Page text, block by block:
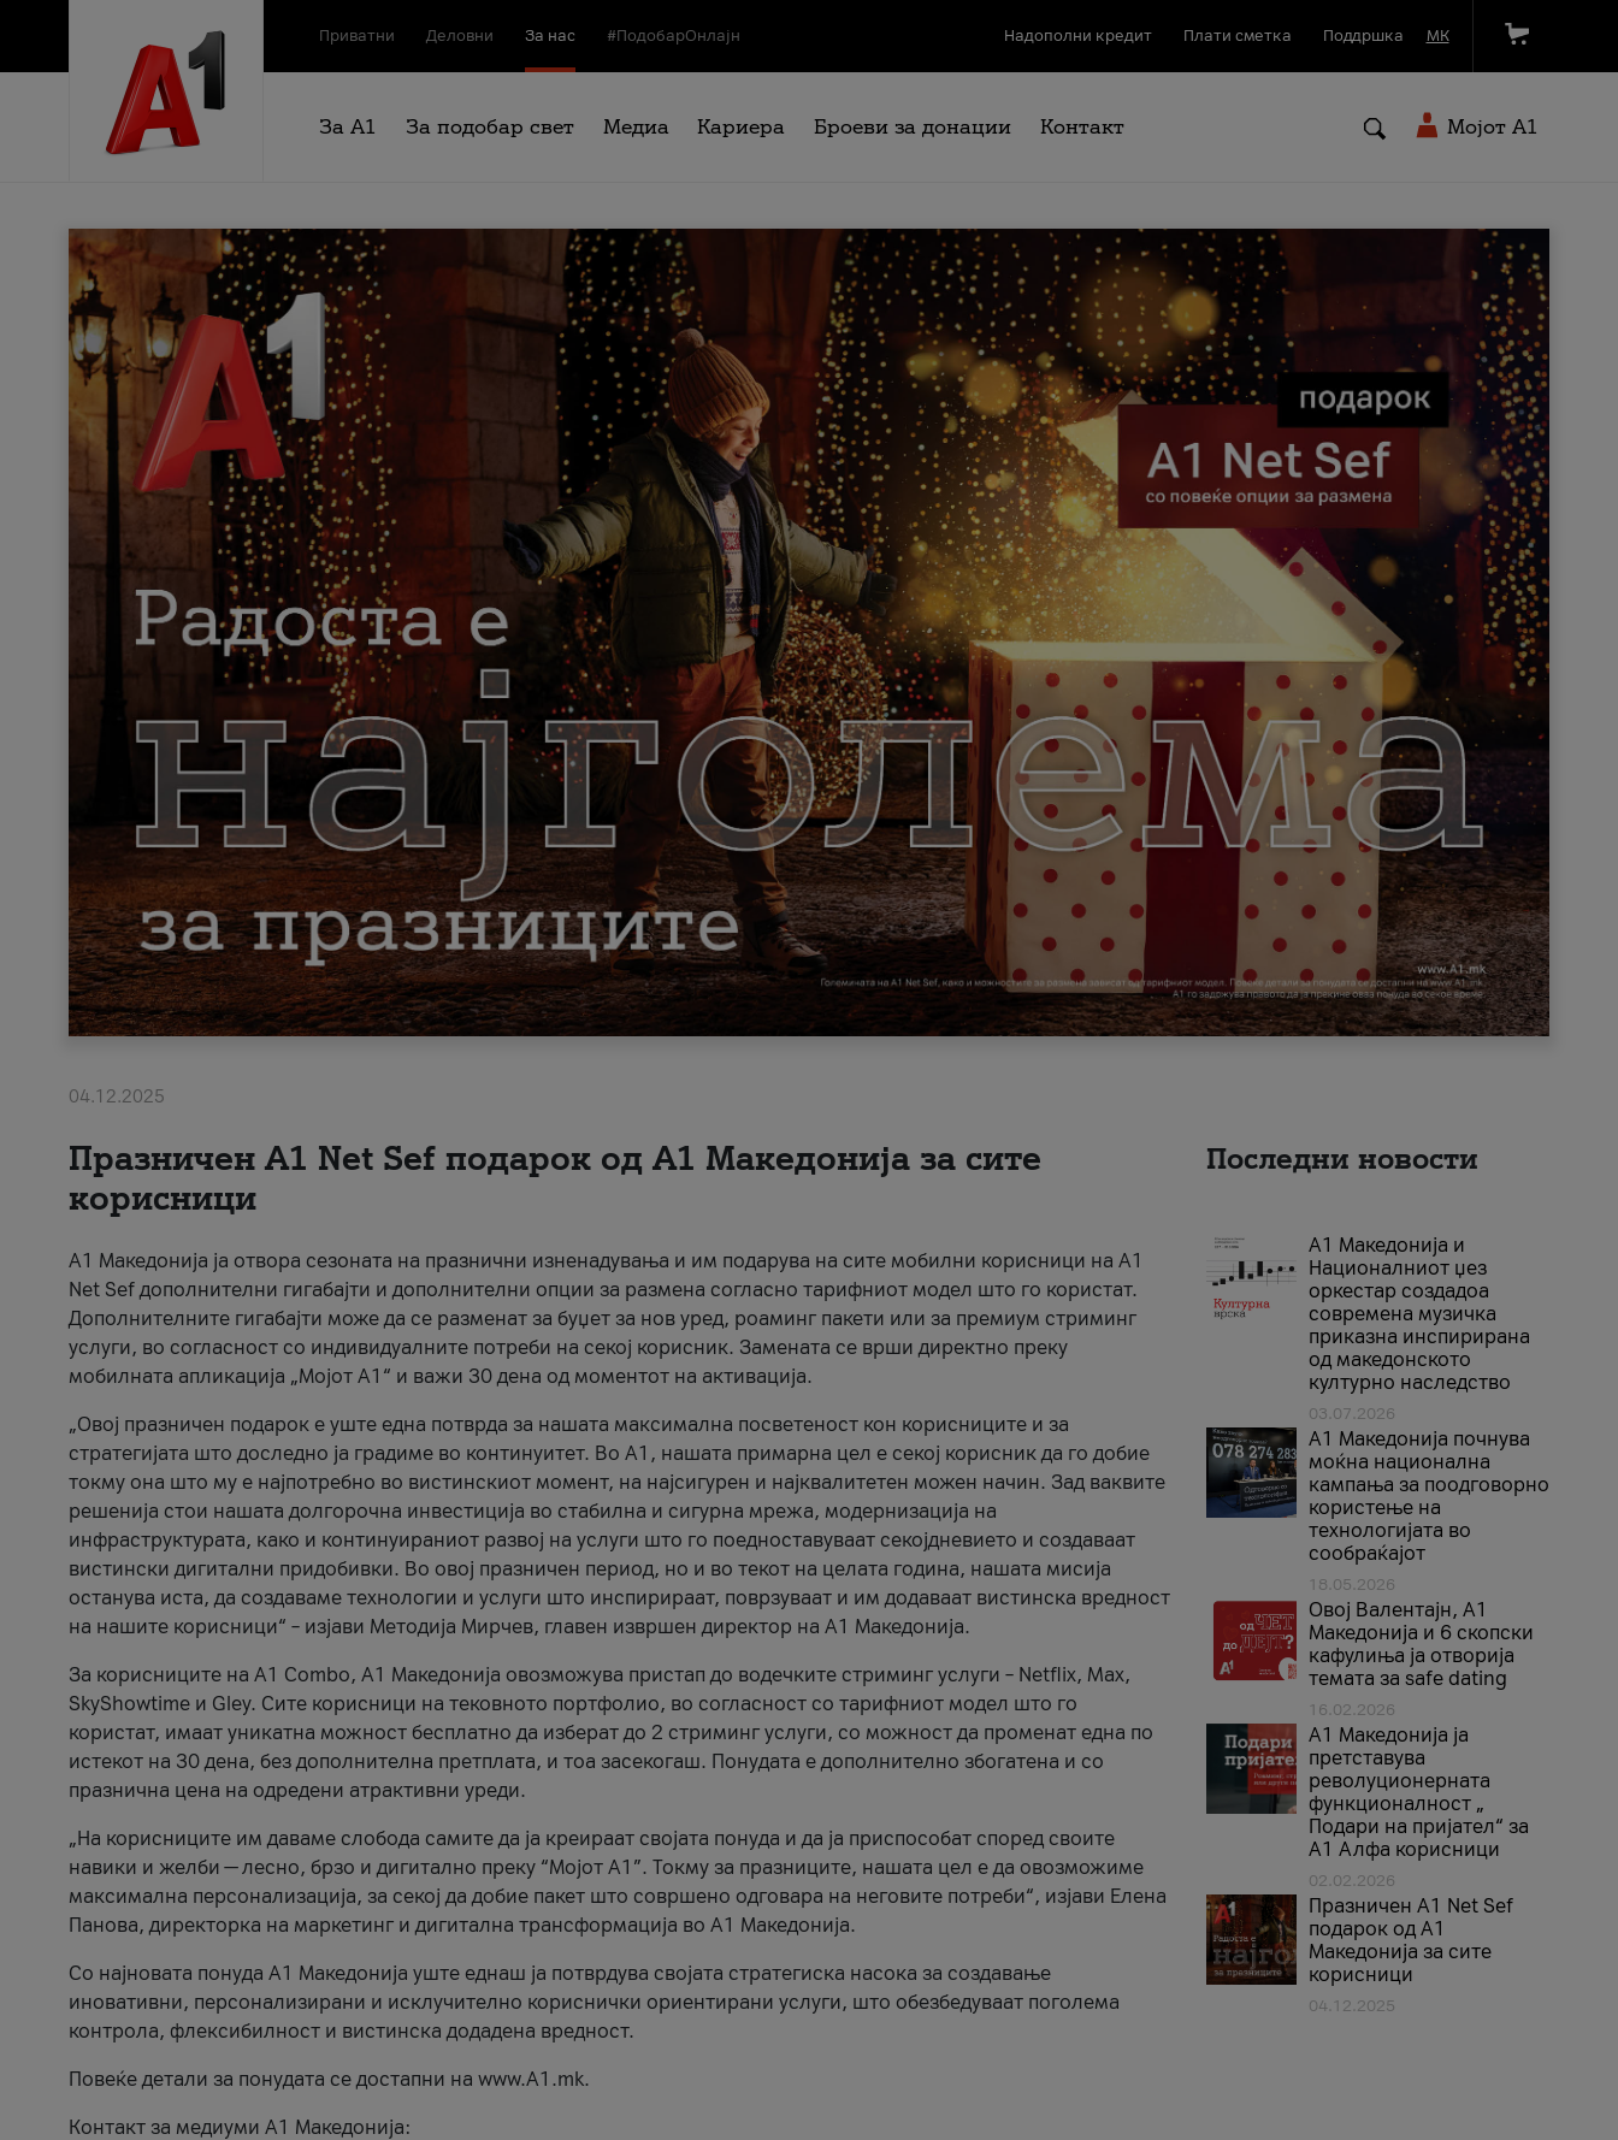
Приватни Деловни За нас #ПодобарОнлајн Надополни кредит Плати сметка Поддршка МК
За А1 За подобар свет Медиа Кариера Броеви за донации Контакт Мојот A1
04.12.2025
Празничен A1 Net Sеf подарок од А1 Македонија за сите
корисници
А1 Македонија ја отвора сезоната на празнични изненадувања и им подарува на сите мобилни корисници на A1
Net Sef дополнителни гигабајти и дополнителни опции за размена согласно тарифниот модел што го користат.
Дополнителните гигабајти може да се разменат за буџет за нов уред, роаминг пакети или за премиум стриминг
услуги, во согласност со индивидуалните потреби на секој корисник. Замената се врши директно преку
мобилната апликација „Мојот А1“ и важи 30 дена од моментот на активација.
„Овој празничен подарок е уште една потврда за нашата максимална посветеност кон корисниците и за
стратегијата што доследно ја градиме во континуитет. Во А1, нашата примарна цел е секој корисник да го добие
токму она што му е најпотребно во вистинскиот момент, на најсигурен и најквалитетен можен начин. Зад ваквите
решенија стои нашата долгорочна инвестиција во стабилна и сигурна мрежа, модернизација на
инфраструктурата, како и континуираниот развој на услуги што го поедноставуваат секојдневието и создаваат
вистински дигитални придобивки. Во овој празничен период, но и во текот на целата година, нашата мисија
останува иста, да создаваме технологии и услуги што инспирираат, поврзуваат и им додаваат вистинска вредност
на нашите корисници“ – изјави Методија Мирчев, главен извршен директор на А1 Македонија.
За корисниците на A1 Combo, А1 Македонија овозможува пристап до водечките стриминг услуги – Netflix, Max,
SkyShowtime и Gley. Сите корисници на тековното портфолио, во согласност со тарифниот модел што го
користат, имаат уникатна можност бесплатно да изберат до 2 стриминг услуги, со можност да променат една по
истекот на 30 дена, без дополнителна претплата, и тоа засекогаш. Понудата е дополнително збогатена и со
празнична цена на одредени атрактивни уреди.
„На корисниците им даваме слобода самите да ја креираат својата понуда и да ја приспособат според своите
навики и желби — лесно, брзо и дигитално преку “Мојот А1”. Токму за празниците, нашата цел е да овозможиме
максимална персонализација, за секој да добие пакет што совршено одговара на неговите потреби“, изјави Елена
Панова, директорка на маркетинг и дигитална трансформација во А1 Македонија.
Со најновата понуда А1 Македонија уште еднаш ја потврдува својата стратегиска насока за создавање
иновативни, персонализирани и исклучително кориснички ориентирани услуги, што обезбедуваат поголема
контрола, флексибилност и вистинска додадена вредност.
Повеќе детали за понудата се достапни на www.А1.mk.
Контакт за медиуми А1 Македонија:
Последни новости
А1 Македонија и
Националниот џез
оркестар создадоа
современа музичка
приказна инспирирана
од македонското
културно наследство
03.07.2026
A1 Македонија почнува
моќна национална
кампања за поодговорно
користење на
технологијата во
сообраќајот
18.05.2026
Овој Валентајн, A1
Македонија и 6 скопски
кафулиња ја отворија
темата за safe dating
16.02.2026
А1 Македонија ја
претставува
револуционерната
функционалност „
Подари на пријател“ за
А1 Алфа корисници
02.02.2026
Празничен A1 Net Sеf
подарок од А1
Македонија за сите
корисници
04.12.2025